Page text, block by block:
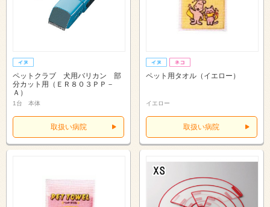
ペットクラブ 犬用バリカン 部
分カット用（ＥＲ８０３ＰＰ－
Ａ）
1台 本体
取扱い病院
ペット用タオル（イエロー）
イエロー
取扱い病院